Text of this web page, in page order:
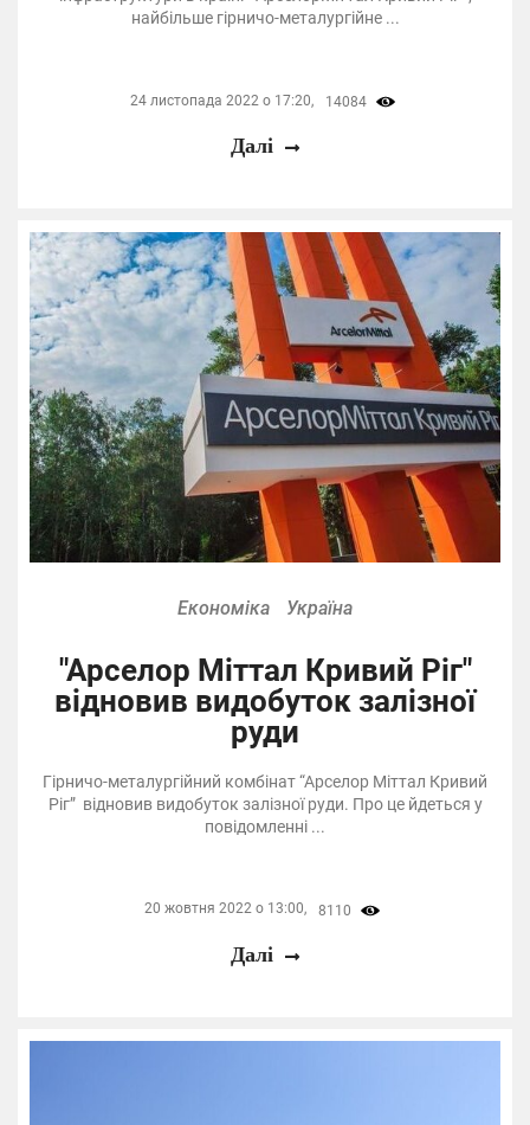
найбільше гірничо-металургійне ...
24 листопада 2022 о 17:20, 14084
Далі
Економіка Україна
"Арселор Міттал Кривий Ріг"
відновив видобуток залізної
руди
Гірничо-металургійний комбінат “Арселор Міттал Кривий
Ріг” відновив видобуток залізної руди. Про це йдеться у
повідомленні ...
20 жовтня 2022 о 13:00, 8110
Далі